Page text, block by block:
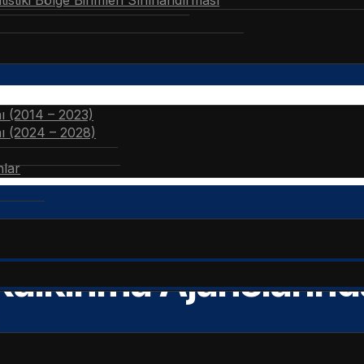
(2014 – 2023)
(2024 – 2028)